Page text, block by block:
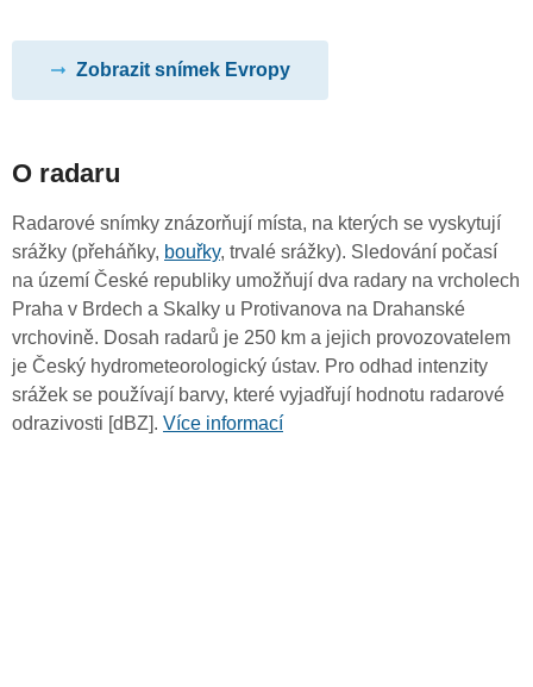
Zobrazit snímek Evropy
O radaru
Radarové snímky znázorňují místa, na kterých se vyskytují
srážky (přeháňky, bouřky, trvalé srážky). Sledování počasí
na území České republiky umožňují dva radary na vrcholech
Praha v Brdech a Skalky u Protivanova na Drahanské
vrchovině. Dosah radarů je 250 km a jejich provozovatelem
je Český hydrometeorologický ústav. Pro odhad intenzity
srážek se používají barvy, které vyjadřují hodnotu radarové
odrazivosti [dBZ]. Více informací